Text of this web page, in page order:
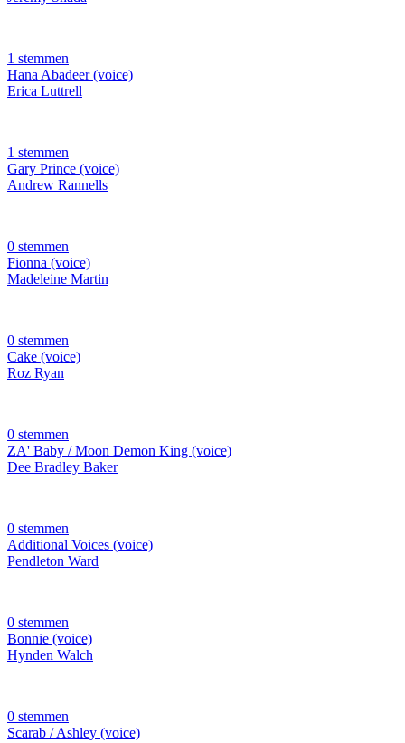
1 stemmen
Hana Abadeer (voice)
Erica Luttrell
1 stemmen
Gary Prince (voice)
Andrew Rannells
0 stemmen
Fionna (voice)
Madeleine Martin
0 stemmen
Cake (voice)
Roz Ryan
0 stemmen
ZA' Baby / Moon Demon King (voice)
Dee Bradley Baker
0 stemmen
Additional Voices (voice)
Pendleton Ward
0 stemmen
Bonnie (voice)
Hynden Walch
0 stemmen
Scarab / Ashley (voice)